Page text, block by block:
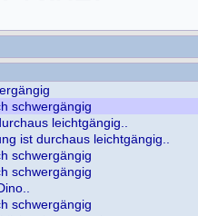
schwergängig
leichtgängig..
ist durchaus leichtgängig..
schwergängig
schwergängig
schwergängig